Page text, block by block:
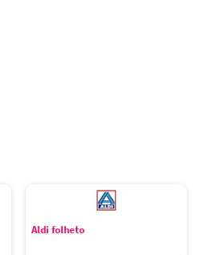
Aldi folheto